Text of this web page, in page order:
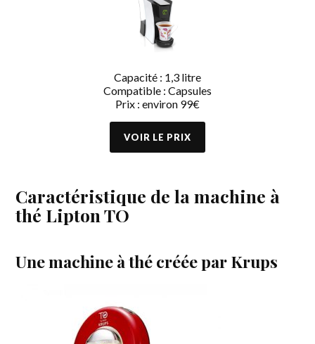
Capacité : 1,3 litre
Compatible : Capsules
Prix : environ 99€
Caractéristique de la machine à
thé Lipton TO
Une machine à thé créée par Krups